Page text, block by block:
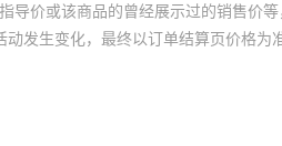
价或该商品的曾经展示过的销售价等
发生变化，最终以订单结算页价格为准